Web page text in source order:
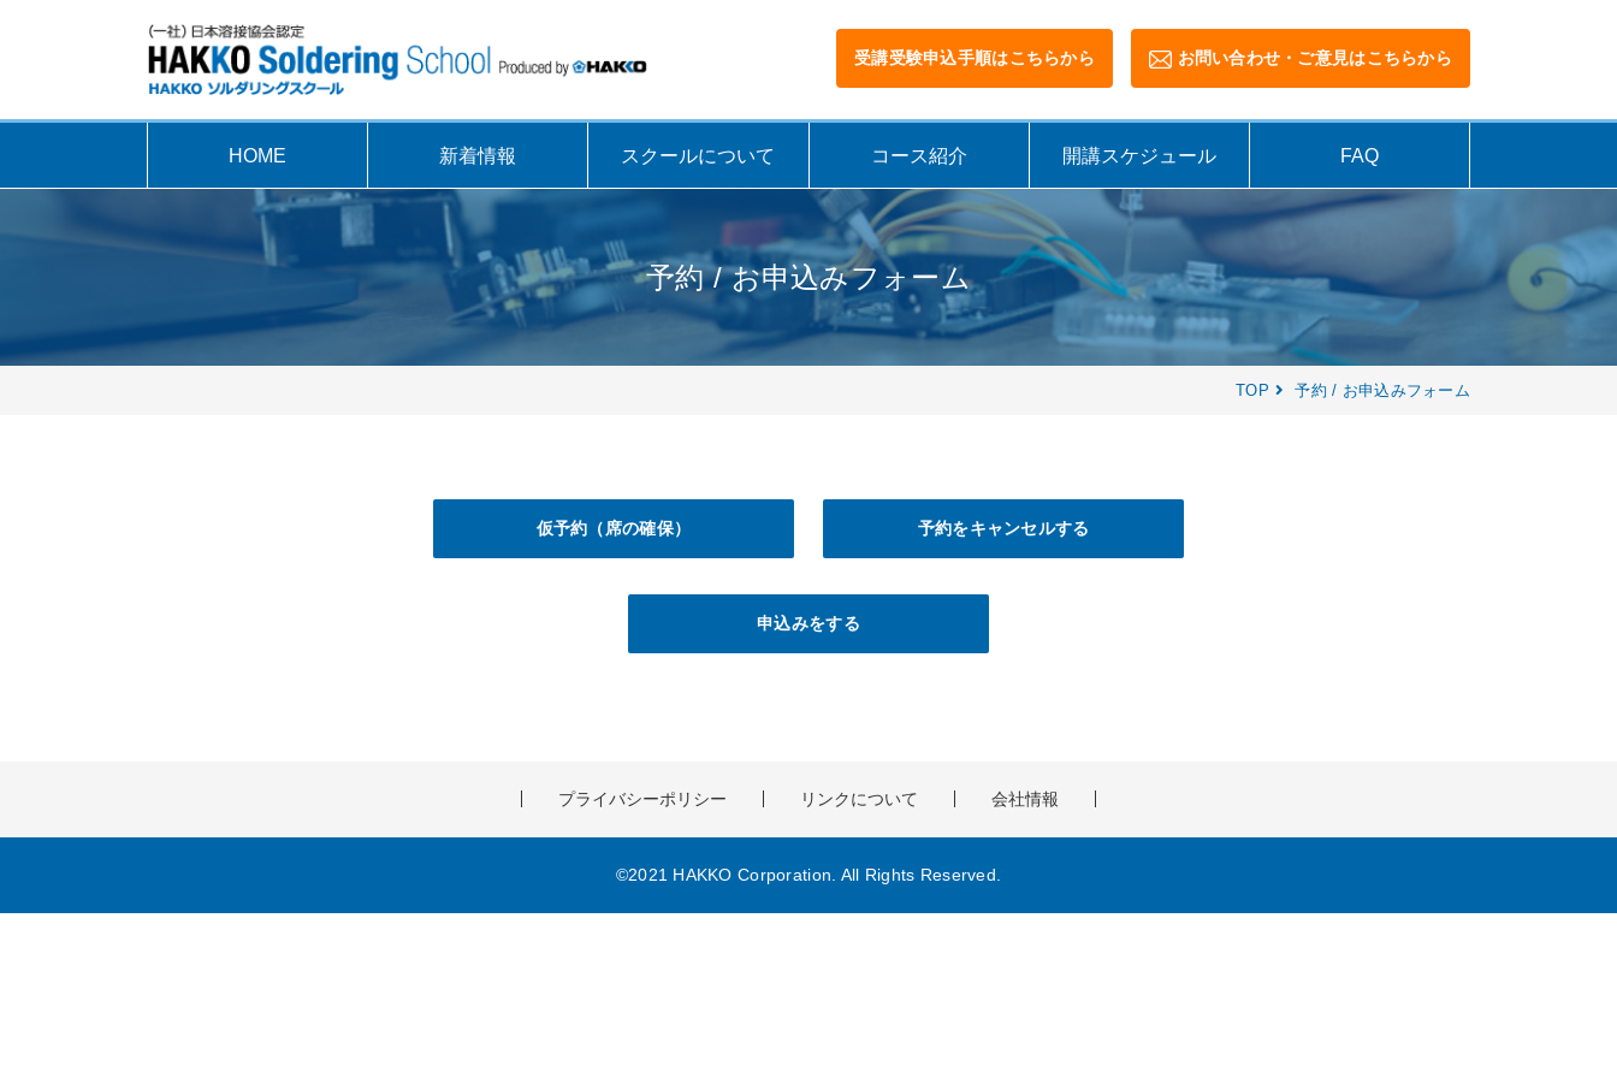
お問い合わせ・ご意見はこちらから
受講受験申込手順はこちらから
HOME 新着情報 スクールについて コース紹介 開講スケジュール FAQ
予約 / お申込みフォーム
TOP 予約 / お申込みフォーム
仮予約（席の確保） 予約をキャンセルする
申込みをする
プライバシーポリシー リンクについて 会社情報
©2021 HAKKO Corporation. All Rights Reserved.